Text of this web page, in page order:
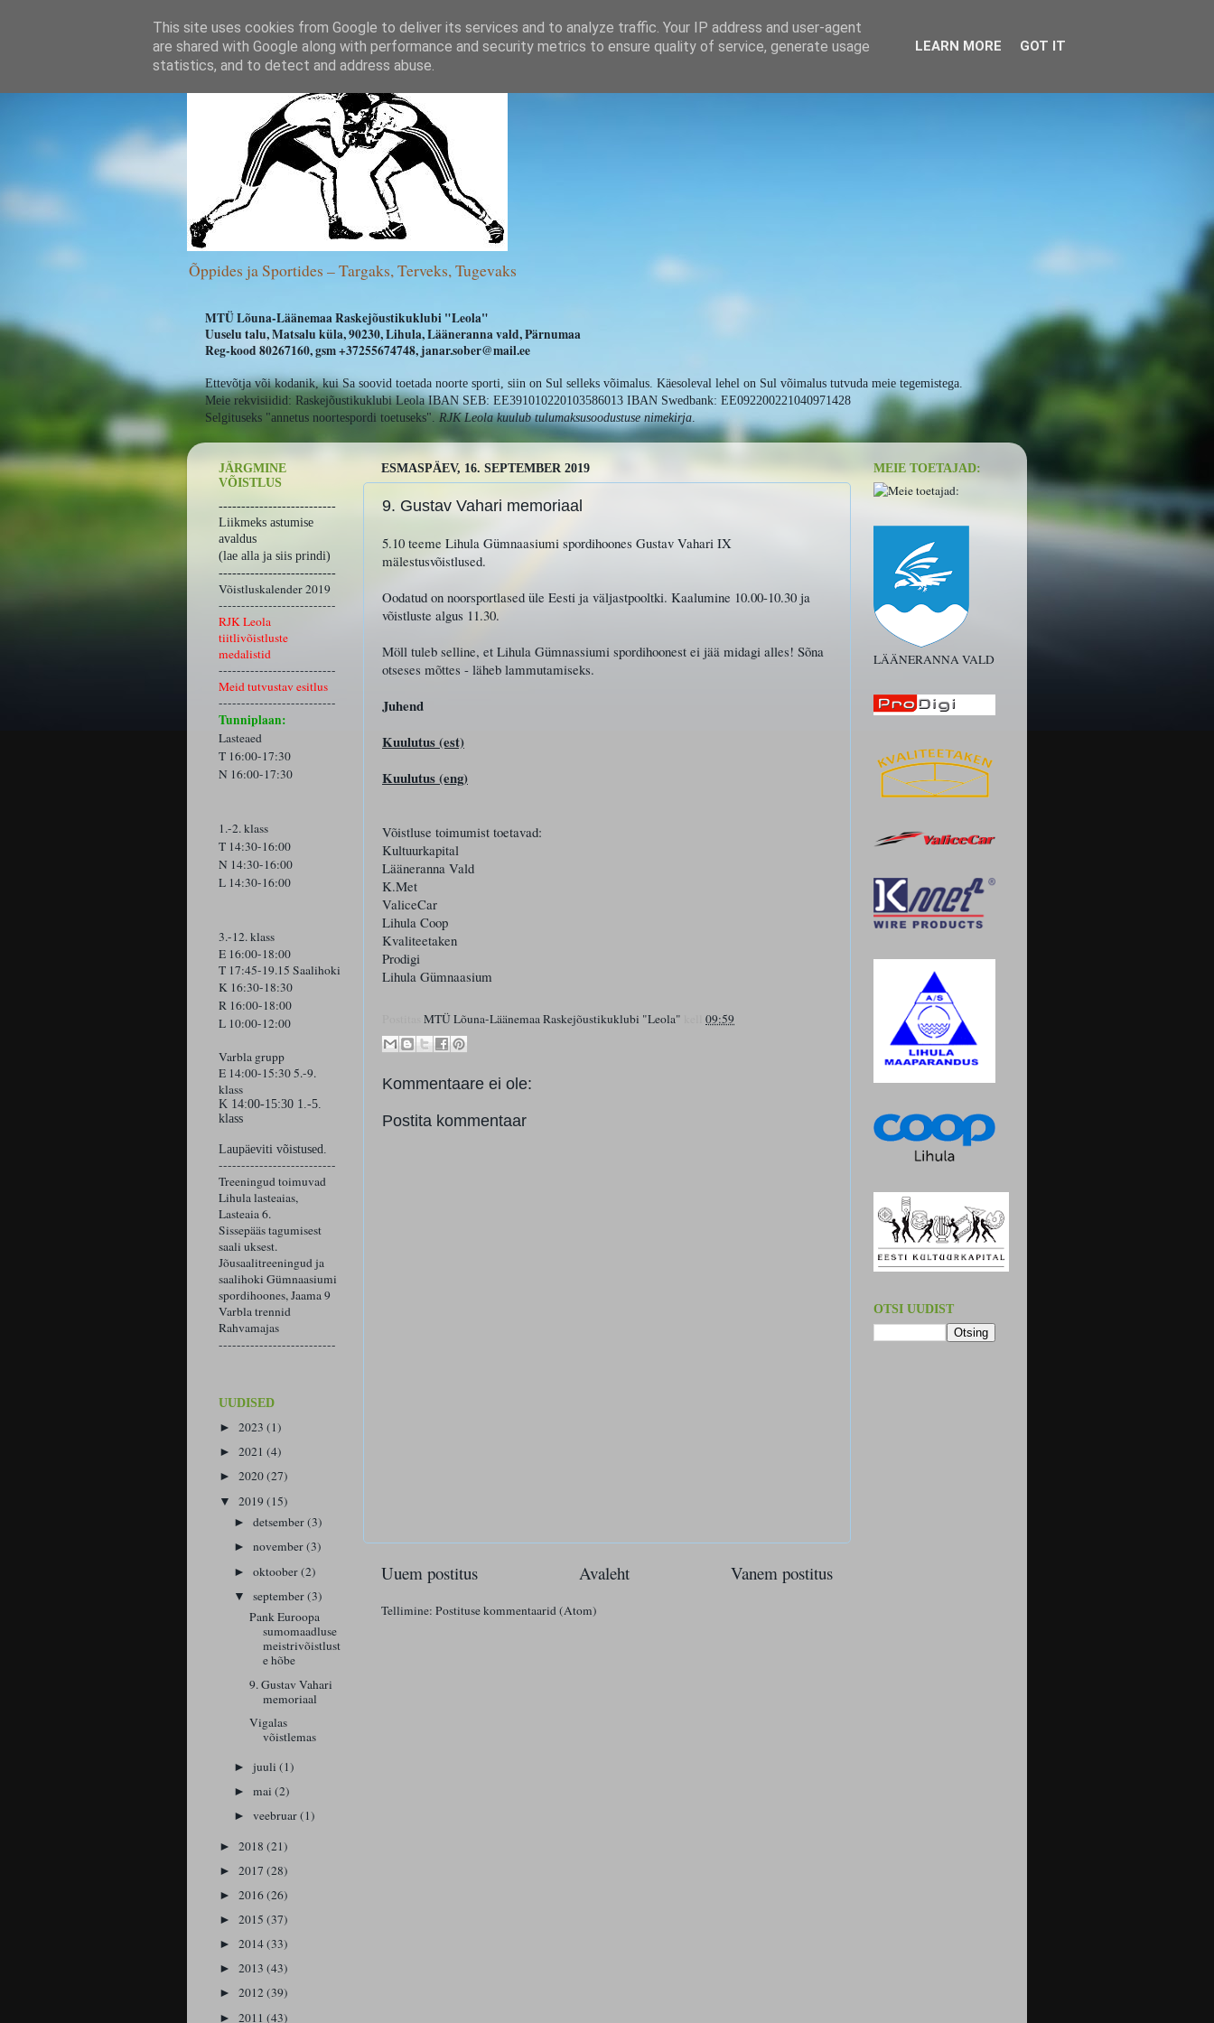
Õppides ja Sportides – Targaks, Terveks, Tugevaks
MTÜ Lõuna-Läänemaa Raskejõustikuklubi "Leola"
Uuselu talu, Matsalu küla, 90230, Lihula, Lääneranna vald, Pärnumaa
Reg-kood 80267160, gsm +37255674748, janar.sober@mail.ee
Ettevõtja või kodanik, kui Sa soovid toetada noorte sporti, siin on Sul selleks võimalus. Käesoleval lehel on Sul võimalus tutvuda meie tegemistega.
Meie rekvisiidid: Raskejõustikuklubi Leola IBAN SEB: EE391010220103586013 IBAN Swedbank: EE092200221040971428
Selgituseks "annetus noortespordi toetuseks".RJK Leolakuulub tulumaksusoodustuse nimekirja
ESMASPÄEV, 16. SEPTEMBER 2019
9. Gustav Vahari memoriaal
5.10 teeme Lihula Gümnaasiumi spordihoones Gustav Vahari IX
mälestusvõistlused.
Oodatud on noorsportlased üle Eesti ja väljastpooltki. Kaalumine 10.00-10.30 ja
võistluste algus 11.30.
Möll tuleb selline, et Lihula Gümnassiumi spordihoonest ei jää midagi alles! Sõna
otseses mõttes - läheb lammutamiseks.
Juhend
Kuulutus (est)
Kuulutus (eng)
Võistluse toimumist toetavad:
Kultuurkapital
Lääneranna Vald
K.Met
ValiceCar
Lihula Coop
Kvaliteetaken
Prodigi
Lihula Gümnaasium
MTÜ Lõuna-Läänemaa Raskejõustikuklubi "Leola" 09:59
Kommentaare ei ole:
Postita kommentaar
Uuem postitus Vanem postitus
Avaleht
Tellimine: Postituse kommentaarid (Atom)
JÄRGMINE
VÕISTLUS
--------------------------
Liikmeks astumise
avaldus
(lae alla ja siis prindi)
--------------------------
Võistluskalender 2019
--------------------------
RJK Leola
tiitlivõistluste
medalistid
--------------------------
Meid tutvustav esitlus
--------------------------
Tunniplaan:
Lasteaed
T 16:00-17:30
N 16:00-17:30
1.-2. klass
T 14:30-16:00
N 14:30-16:00
L 14:30-16:00
3.-12. klass
E 16:00-18:00
T 17:45-19.15 Saalihoki
K 16:30-18:30
R 16:00-18:00
L 10:00-12:00
Varbla grupp
E 14:00-15:30 5.-9.
klass
K 14:00-15:30 1.-5.
klass
Laupäeviti võistused.
--------------------------
Treeningud toimuvad
Lihula lasteaias,
Lasteaia 6.
Sissepääs tagumisest
saali uksest.
Jõusaalitreeningud ja
saalihoki Gümnaasiumi
spordihoones, Jaama 9
Varbla trennid
Rahvamajas
--------------------------
UUDISED
► 2023 (1)
► 2021 (4)
► 2020(27)
▼ 2019 (15)
►detsember(3)
►november(3)
►oktoober(2)
▼september(3)
Pank Euroopa
sumomaadluse
meistrivõistlust
e hõbe
9. Gustav Vahari
memoriaal
Vigalas
võistlemas
►juuli(1)
►mai(2)
►veebruar(1)
► 2018 (21)
► 2017 (28)
► 2016(26)
► 2015 (37)
► 2014(33)
► 2013 (43)
► 2012(39)
► 2011 (43)
MEIE TOETAJAD:
LÄÄNERANNA VALD
OTSI UUDIST
This site uses cookies from Google to deliver its services and to analyze traffic. Your IP address and user-agent
are shared with Google along with performance and security metrics to ensure quality of service, generate usage
statistics, and to detect and address abuse.
LEARN MORE GOT IT